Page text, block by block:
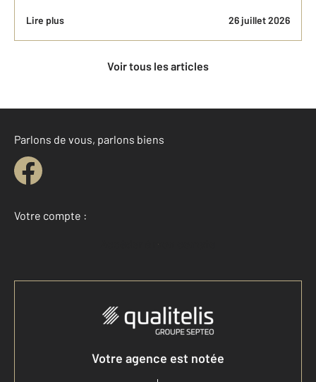
Lire plus 26 juillet 2026
Voir tous les articles
Parlons de vous, parlons biens
Votre compte :
Accéder à mon compte
Votre agence est notée